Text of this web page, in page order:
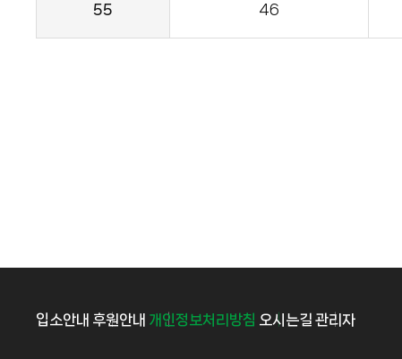
55 46
입소안내 후원안내 개인정보처리방침 오시는길 관리자